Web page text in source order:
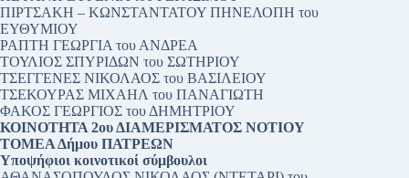
ΠΙΡΤΣΑΚΗ – ΚΩΝΣΤΑΝΤΑΤΟΥ ΠΗΝΕΛΟΠΗ του
ΕΥΘΥΜΙΟΥ
ΡΑΠΤΗ ΓΕΩΡΓΙΑ του ΑΝΔΡΕΑ
ΤΟΥΛΙΟΣ ΣΠΥΡΙΔΩΝ του ΣΩΤΗΡΙΟΥ
ΤΣΕΓΓΕΝΕΣ ΝΙΚΟΛΑΟΣ του ΒΑΣΙΛΕΙΟΥ
ΤΣΕΚΟΥΡΑΣ ΜΙΧΑΗΛ του ΠΑΝΑΓΙΩΤΗ
ΦΑΚΟΣ ΓΕΩΡΓΙΟΣ του ΔΗΜΗΤΡΙΟΥ
ΚΟΙΝΟΤΗΤΑ 2ου ΔΙΑΜΕΡΙΣΜΑΤΟΣ NOTIΟΥ
ΤΟΜΕΑ Δήμου ΠΑΤΡΕΩΝ
Υποψήφιοι κοινοτικοί σύμβουλοι